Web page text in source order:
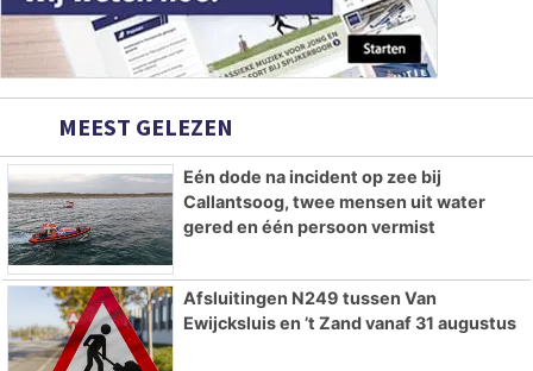
MEEST GELEZEN
Eén dode na incident op zee bij
Callantsoog, twee mensen uit water
gered en één persoon vermist
Afsluitingen N249 tussen Van
Ewijcksluis en ’t Zand vanaf 31 augustus